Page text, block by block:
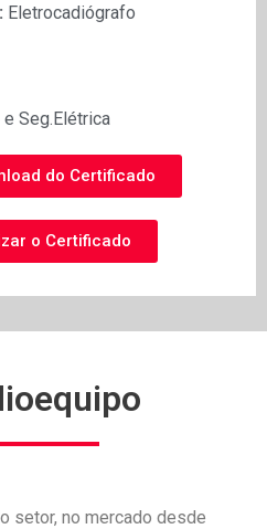
Eletrocadiógrafo
Seg.Elétrica
do Certificado
o Certificado
setor, no mercado desde